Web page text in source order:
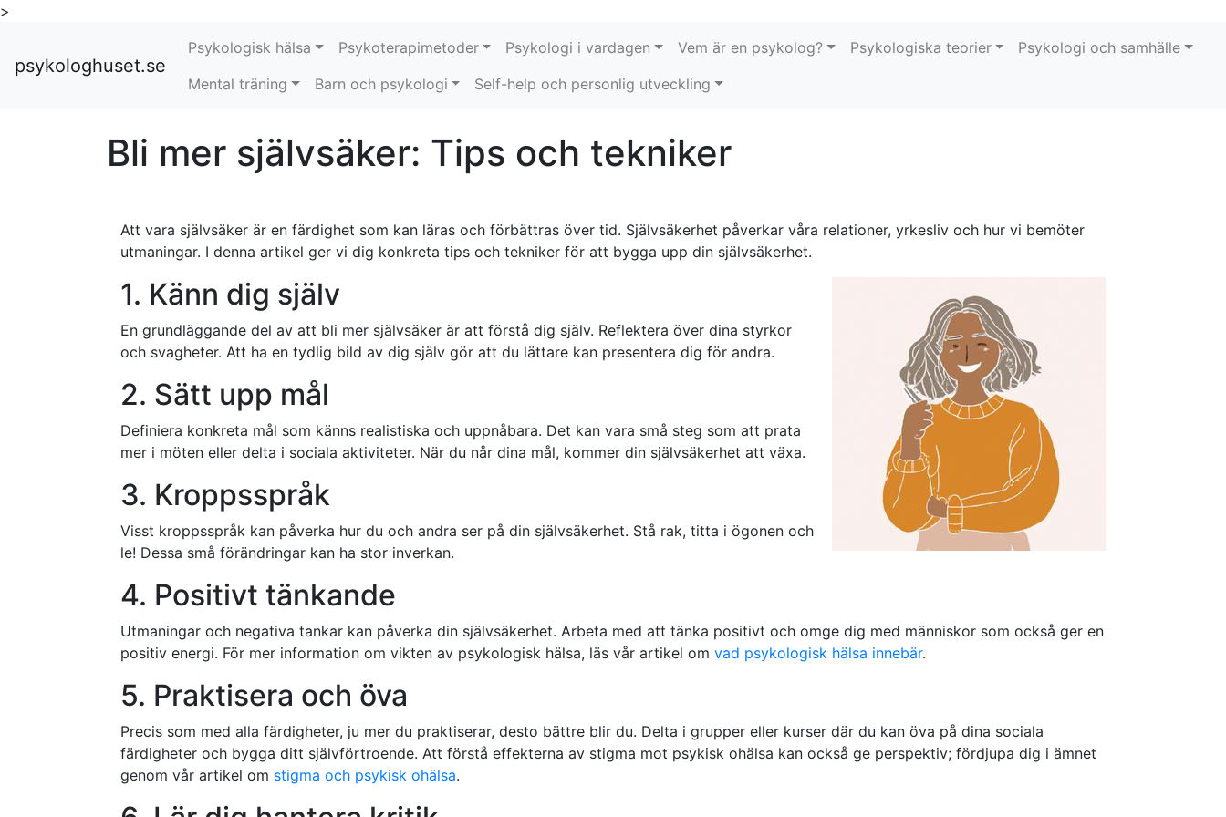
>
psykologhuset.se
Psykologisk hälsa Psykoterapimetoder Psykologi i vardagen Vem är en psykolog? Psykologiska teorier
Psykologi och samhälle
Mental träning
Barn och psykologi Self-help och personlig utveckling
Bli mer självsäker: Tips och tekniker
Att vara självsäker är en färdighet som kan läras och förbättras över tid. Självsäkerhet påverkar våra relationer, yrkesliv och hur vi bemöter
utmaningar. I denna artikel ger vi dig konkreta tips och tekniker för att bygga upp din självsäkerhet.
1. Känn dig själv
En grundläggande del av att bli mer självsäker är att förstå dig själv. Reflektera över dina styrkor
och svagheter. Att ha en tydlig bild av dig själv gör att du lättare kan presentera dig för andra.
2. Sätt upp mål
Definiera konkreta mål som känns realistiska och uppnåbara. Det kan vara små steg som att prata
mer i möten eller delta i sociala aktiviteter. När du når dina mål, kommer din självsäkerhet att växa.
3. Kroppsspråk
Visst kroppsspråk kan påverka hur du och andra ser på din självsäkerhet. Stå rak, titta i ögonen och
le! Dessa små förändringar kan ha stor inverkan.
4. Positivt tänkande
Utmaningar och negativa tankar kan påverka din självsäkerhet. Arbeta med att tänka positivt och omge dig med människor som också ger en
positiv energi. För mer information om vikten av psykologisk hälsa, läs vår artikel om vad psykologisk hälsa innebär.
5. Praktisera och öva
Precis som med alla färdigheter, ju mer du praktiserar, desto bättre blir du. Delta i grupper eller kurser där du kan öva på dina sociala
färdigheter och bygga ditt självförtroende. Att förstå effekterna av stigma mot psykisk ohälsa kan också ge perspektiv; fördjupa dig i ämnet
genom vår artikel om stigma och psykisk ohälsa.